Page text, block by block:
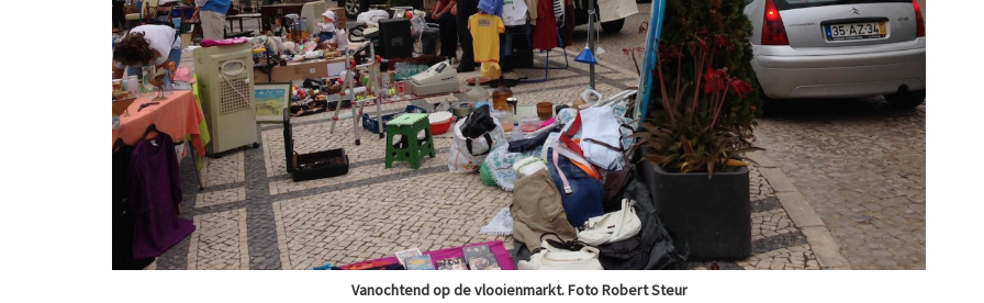
Vanochtend op de vlooienmarkt. Foto Robert Steur